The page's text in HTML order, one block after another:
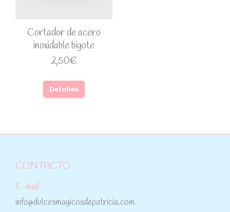
Cortador de acero
inoxidable bigote
2,50€
Detalles
CONTACTO
E-mail
info@dulcesmagicosdepatricia.com